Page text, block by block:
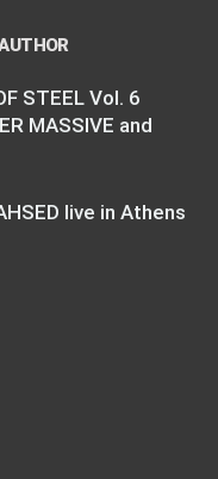
STEEL Vol. 6
MASSIVE and
live in Athens